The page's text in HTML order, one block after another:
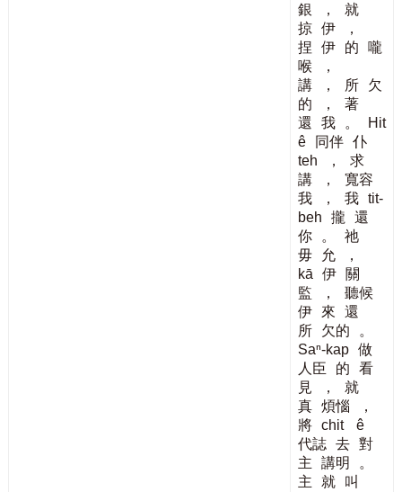
銀
，
就
掠 伊
，
捏
伊 的
嚨
喉
，
講
， 所
欠
的
，
著
還
我 。
Hit
ê
同伴 仆
teh
，
求
講
，
寬容
我
， 我 tit-
beh
攏
還
你
。
祂
毋
允
，
kā
伊
關
監
，
聽候
伊
來
還
所
欠的
。
Saⁿ-kap 做
人臣
的
看
見
，
就
真 煩惱
，
將 chit
ê
代誌 去 對
主
講明
。
主
就
叫